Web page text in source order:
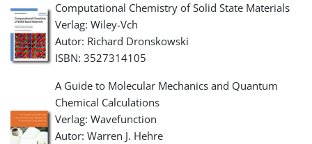
Computational Chemistry of Solid State Materials
Verlag: Wiley-Vch
Autor: Richard Dronskowski
ISBN: 3527314105
A Guide to Molecular Mechanics and Quantum
Chemical Calculations
Verlag: Wavefunction
Autor: Warren J. Hehre